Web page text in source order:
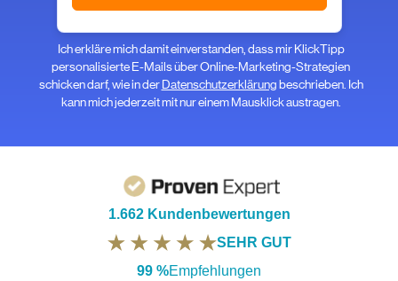
Ich erkläre mich damit einverstanden, dass mir KlickTipp
personalisierte E-Mails über Online-Marketing-Strategien
schicken darf, wie in derDatenschutzerklärungbeschrieben. Ich
kann mich jederzeit mit nur einem Mausklick austragen.
1.662 Kundenbewertungen
SEHR GUT
99 %Empfehlungen